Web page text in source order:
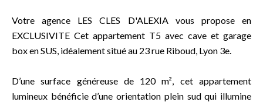
Votre agence LES CLES D'ALEXIA vous propose en
EXCLUSIVITE Cet appartement T5 avec cave et garage
box en SUS, idéalement situé au 23 rue Riboud, Lyon 3e.
D’une surface généreuse de 120 m², cet appartement
lumineux bénéficie d’une orientation plein sud qui illumine